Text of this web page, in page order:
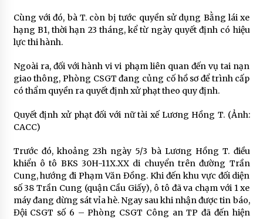
Cùng với đó, bà T. còn bị tước quyền sử dụng Bằng lái xe
hạng B1, thời hạn 23 tháng, kể từ ngày quyết định có hiệu
lực thi hành.
Ngoài ra, đối với hành vi vi phạm liên quan đến vụ tai nạn
giao thông, Phòng CSGT đang củng cố hồ sơ để trình cấp
có thẩm quyền ra quyết định xử phạt theo quy định.
Quyết định xử phạt đối với nữ tài xế Lương Hồng T. (Ảnh:
CACC)
Trước đó, khoảng 23h ngày 5/3 bà Lương Hồng T. điều
khiển ô tô BKS 30H-11X.XX di chuyển trên đường Trần
Cung, hướng đi Phạm Văn Đồng. Khi đến khu vực đối diện
số 38 Trần Cung (quận Cầu Giấy), ô tô đã va chạm với 1 xe
máy đang dừng sát vỉa hè. Ngay sau khi nhận được tin báo,
Đội CSGT số 6 – Phòng CSGT Công an TP đã đến hiện